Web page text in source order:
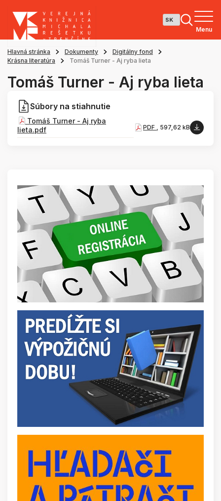
Menu
Hlavná stránka Dokumenty
Digitálny fond
Krásna literatúra
Tomáš Turner - Aj ryba lieta
Tomáš Turner - Aj ryba lieta
Súbory na stiahnutie
Tomáš Turner - Aj ryba
lieta.pdf
PDF , 597,62 kB